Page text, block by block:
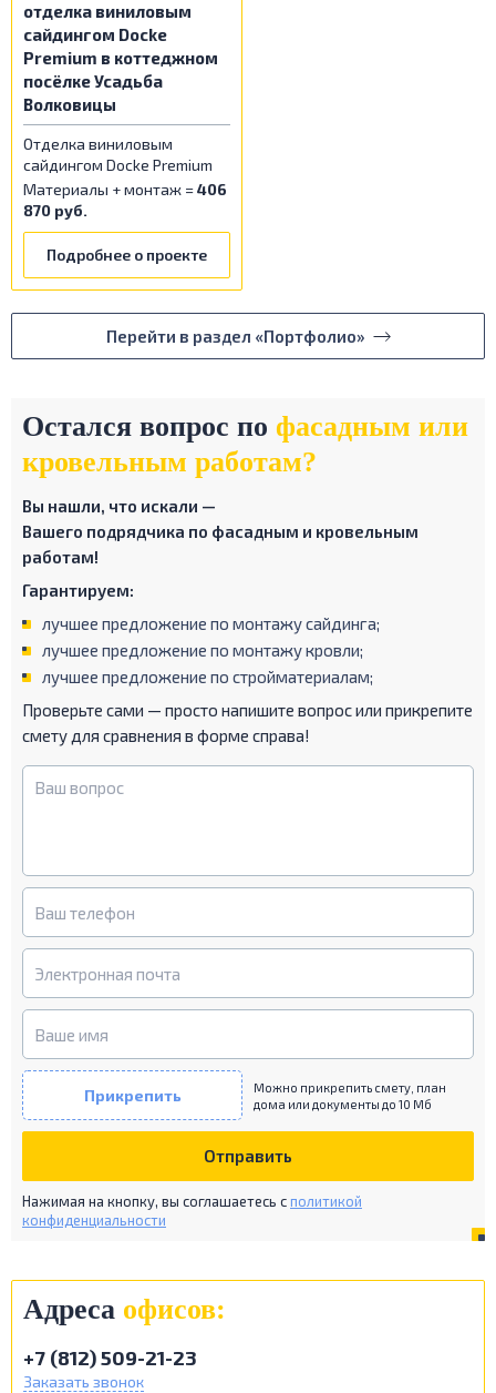
отделка виниловым
сайдингом Docke
Premium в коттеджном
посёлке Усадьба
Волковицы
Отделка виниловым
сайдингом Docke Premium
Материалы + монтаж =406
870 руб.
Подробнее о проекте
Перейти в раздел «Портфолио»
Остался вопрос по фасадным или
кровельным работам?
Вы нашли, что искали —
Вашего подрядчика по фасадным и кровельным
работам!
Гарантируем:
лучшее предложение по монтажу сайдинга;
лучшее предложение по монтажу кровли;
лучшее предложение по стройматериалам;
Проверьте сами — просто напишите вопрос или прикрепите
смету для сравнения в форме справа!
Прикрепить
Можно прикрепить смету, план
дома или документы до 10 Мб
Отправить
Нажимая на кнопку, вы соглашаетесь cполитикой
конфиденциальности
Адреса офисов:
+7 (812) 509-21-23
Заказать звонок